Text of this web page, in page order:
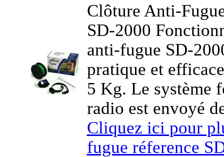
Clôture Anti-
SD-2000
anti-fugue SD-
pratique et
5 Kg. Le système
radio est envoyé
Cliquez ici pour
fugue réference